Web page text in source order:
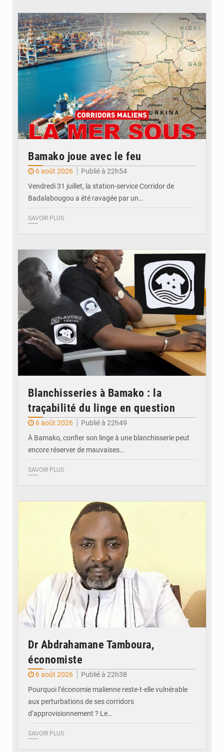
© JDM
Bamako joue avec le feu
6 août 2026
Publié à 22h54
Vendredi 31 juillet, la station-service Corridor de
Badalabougou a été ravagée par un…
SAVOIR PLUS
Blanchisseries à Bamako : la
traçabilité du linge en question
6 août 2026
Publié à 22h49
À Bamako, confier son linge à une blanchisserie peut
encore réserver de mauvaises…
SAVOIR PLUS
Dr Abdrahamane Tamboura,
économiste
6 août 2026
Publié à 22h38
Pourquoi l’économie malienne reste-t-elle vulnérable
aux perturbations de ses corridors
d’approvisionnement ? Le…
SAVOIR PLUS